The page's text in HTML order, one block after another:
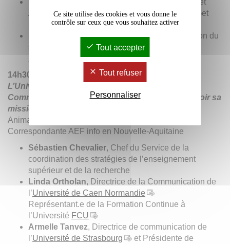
Action Associative de l’Université de Poitiers
et
président du réseau R2VE
Benjamin Sarcy,en charge de la communication du
service commun de documentation –
Bordeaux Montaigne
14h30 : table ronde
L’Université publique : une exception française.
Comment préserver ce modèle et mieux promouvoir sa
mission de formation ?
Animatrice :
Correspondante AEF info en Nouvelle-Aquitaine
Sébastien Chevalier, Chef du Service de la
coordination des stratégies de l’enseignement
supérieur et de la recherche
Linda Ortholan, Directrice de la Communication de
l’Université de Caen Normandie
Représentant.e de la Formation Continue à
l’Université FCU
Armelle Tanvez, Directrice de communication de
l’Université de Strasbourg
et Présidente de
Ce site utilise des cookies et vous donne le
contrôle sur ceux que vous souhaitez activer
Tout accepter
Tout refuser
Personnaliser